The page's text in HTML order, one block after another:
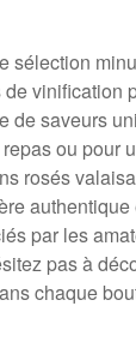
sélection
vinification
de saveurs
ou pour
rosés
par les
pas à
chaque